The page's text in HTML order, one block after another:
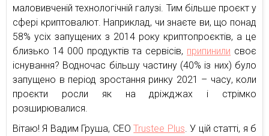
маловивченій технологічній галузі. Тим більше проєкт у
сфері криптовалют. Наприклад, чи знаєте ви, що понад
58% усіх запущених з 2014 року криптопроєктів, а це
близько 14 000 продуктів та сервісів, припинили своє
існування? Водночас більшу частину (40% із них) було
запущено в період зростання ринку 2021 – часу, коли
проєкти росли як на дріжджах і стрімко
розширювалися.
Вітаю! Я Вадим Груша, CEOTrustee Plus. У цій статті, я б